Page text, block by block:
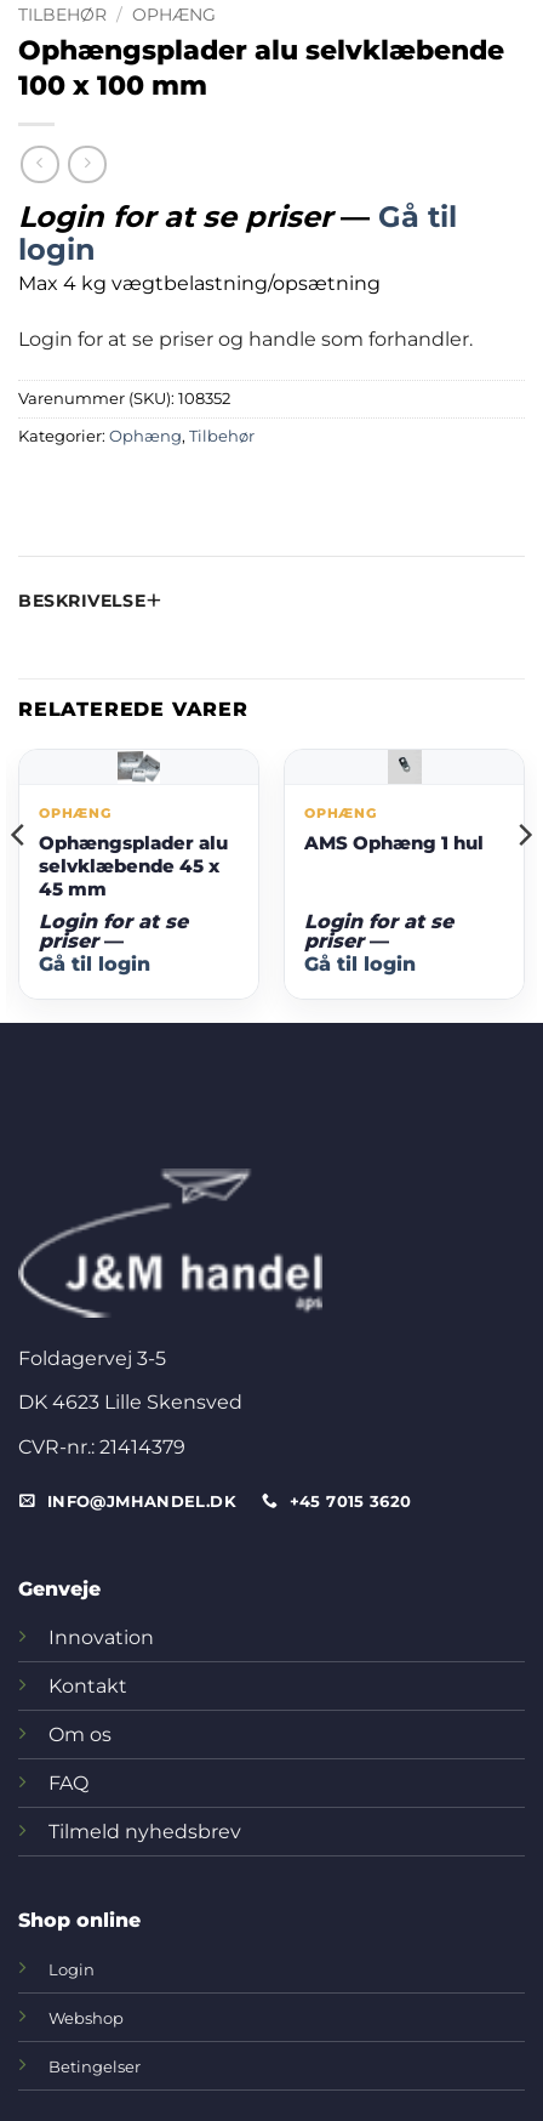
TILBEHØR / OPHÆNG
Ophængsplader alu selvklæbende
100 x 100 mm
Login for at se priser— Gå til
login
Max 4 kg vægtbelastning/opsætning
Login for at se priser og handle som forhandler.
Varenummer (SKU): 108352
Kategorier: Ophæng, Tilbehør
BESKRIVELSE
RELATEREDE VARER
OPHÆNG
Ophængsplader alu
selvklæbende 45 x
45 mm
Login for at se
priser—
Gå til login
OPHÆNG
AMS Ophæng 1 hul
Login for at se
priser—
Gå til login
Foldagervej 3-5
DK 4623 Lille Skensved
CVR-nr.: 21414379
INFO@JMHANDEL.DK +45 7015 3620
Genveje
Innovation
Kontakt
Om os
FAQ
Tilmeld nyhedsbrev
Shop online
Login
Webshop
Betingelser